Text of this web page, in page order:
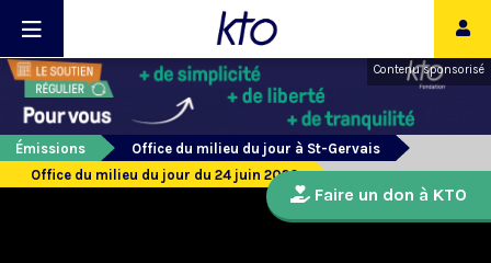
Contenu sponsorisé
Émissions
Office du milieu du jour à St-Gervais
Office du milieu du jour du 24 juin 2020
Faire un don à KTO